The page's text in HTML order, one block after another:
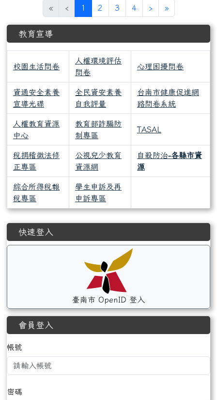
« ‹ 1 (目前頁次)
2 3 4 ›下一頁
»最後頁
下中區域內容
教育宣導
校園生活問卷
人權環境評估
問卷
心理困擾問卷
資通安全素養
宣導光碟
全民資安素養
自我評量
台南市健康促進網
路問卷系統
人權教育資源
中心
教育部詐騙防
制專區
TASAL
稅捐稽徵法修
正專區
公視兒少教育
資源網
自殺防治-各縣市資
源
綜合所得稅報
稅專區
學生申訴及再
申訴專區
左邊區域內容
快速登入
臺南市 OpenID 登入
會員登入
帳號
密碼